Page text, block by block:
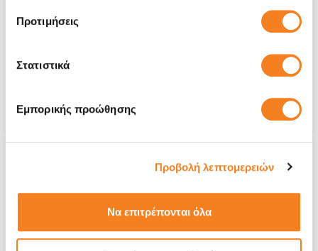
Προτιμήσεις
Στατιστικά
Εμπορικής προώθησης
Προβολή λεπτομερειών
Να επιτρέπονται όλα
€28,22
€35,00
20 λεπτά
Εγγύηση
Εφ' όρου ζωής